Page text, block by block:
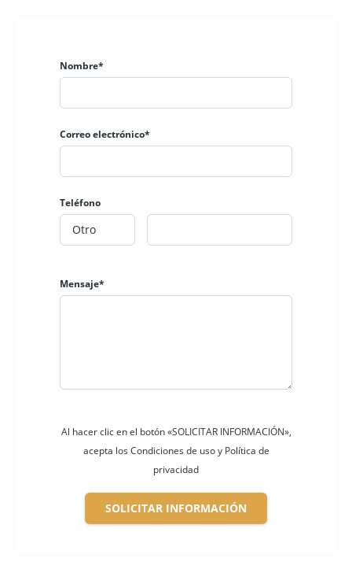
Nombre*
Correo electrónico*
Teléfono
Mensaje*
Al hacer clic en el botón «SOLICITAR INFORMACIÓN»,
acepta los Condiciones de uso y Política de
privacidad
SOLICITAR INFORMACIÓN